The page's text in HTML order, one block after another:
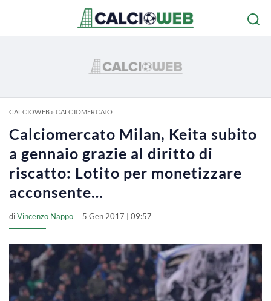
CALCIOWEB» CALCIOMERCATO
Calciomercato Milan, Keita subito
a gennaio grazie al diritto di
riscatto: Lotito per monetizzare
acconsente…
diVincenzo Nappo 5 Gen 2017 | 09:57